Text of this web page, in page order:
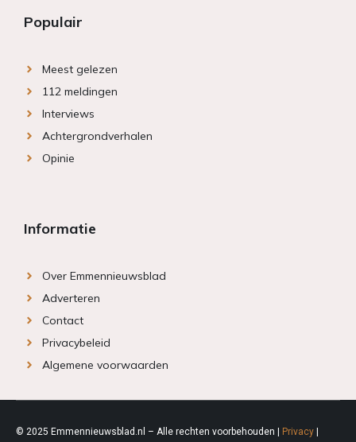
Populair
Meest gelezen
112 meldingen
Interviews
Achtergrondverhalen
Opinie
Informatie
Over Emmennieuwsblad
Adverteren
Contact
Privacybeleid
Algemene voorwaarden
© 2025 Emmennieuwsblad.nl – Alle rechten voorbehouden | Privacy |